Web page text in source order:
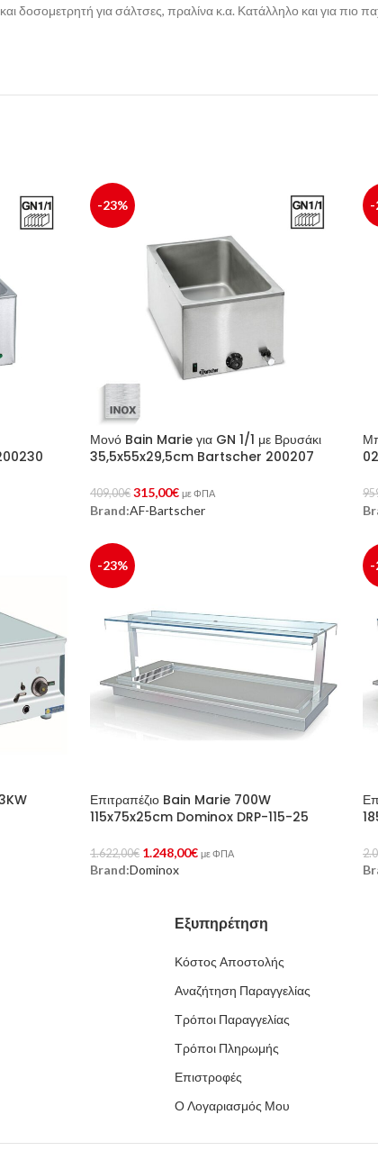
δοσομετρητή για σάλτσες, πραλίνα κ.α. Κατάλληλο και για πιο
-23%
Μονό Bain Marie για GN 1/1 με Βρυσάκι
35,5x55x29,5cm Bartscher 200207
409,00€ 315,00€ με ΦΠΑ
Προσθήκη Στο Καλάθι
Brand:AF-Bartscher
-
-23%
Επιτραπέζιο Bain Marie 700W
115x75x25cm Dominox DRP-115-25
1.622,00€ 1.248,00€ με ΦΠΑ
Προσθήκη Στο Καλάθι
Brand:Dominox
-
Εξυπηρέτηση
Κόστος Αποστολής
Αναζήτηση Παραγγελίας
Τρόποι Παραγγελίας
Τρόποι Πληρωμής
Επιστροφές
Ο Λογαριασμός Μου